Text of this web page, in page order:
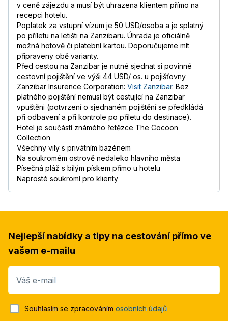
v ceně zájezdu a musí být uhrazena klientem přímo na
recepci hotelu.
Poplatek za vstupní vízum je 50 USD/osoba a je splatný
po příletu na letišti na Zanzibaru. Úhrada je oficiálně
možná hotově či platební kartou. Doporučujeme mít
připraveny obě varianty.
Před cestou na Zanzibar je nutné sjednat si povinné
cestovní pojištění ve výši 44 USD/ os. u pojišťovny
Zanzibar Insurence Corporation: Visit Zanzibar. Bez
platného pojištění nemusí být cestující na Zanzibar
vpuštěni (potvrzení o sjednaném pojištění se předkládá
při odbavení a při kontrole po příletu do destinace).
Hotel je součástí známého řetězce The Cocoon
Collection
Všechny vily s privátním bazénem
Na soukromém ostrově nedaleko hlavního města
Písečná pláž s bílým pískem přímo u hotelu
Naprosté soukromí pro klienty
Nejlepší nabídky a tipy na cestování přímo ve
vašem e-mailu
Váš e-mail
Souhlasím se zpracováním osobních údajů